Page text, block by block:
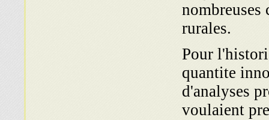
nombreuses
rurales.
Pour
quantite
d'analyses
voulaient